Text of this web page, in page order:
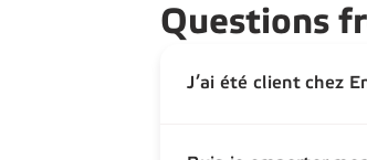
Questions
J’ai été client chez